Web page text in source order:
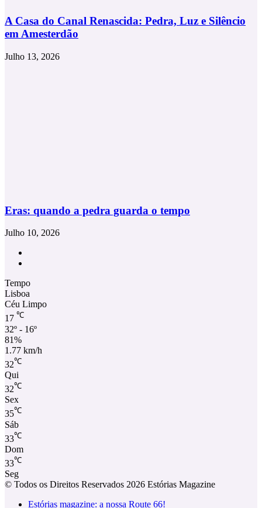
A Casa do Canal Renascida: Pedra, Luz e Silêncio
em Amesterdão
Julho 13, 2026
Eras: quando a pedra guarda o tempo
Julho 10, 2026
Tempo
Lisboa
Céu Limpo
17 ℃
32º - 16º
81%
1.77 km/h
32℃
Qui
32℃
Sex
35℃
Sáb
33℃
Dom
33℃
Seg
© Todos os Direitos Reservados 2026 Estórias Magazine
Estórias magazine: a nossa Route 66!